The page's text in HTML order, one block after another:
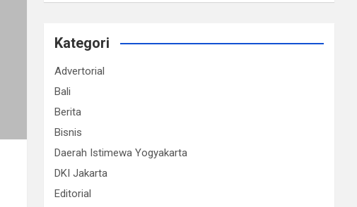
Kategori
Advertorial
Bali
Berita
Bisnis
Daerah Istimewa Yogyakarta
DKI Jakarta
Editorial